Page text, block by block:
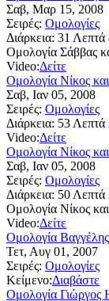
Σαβ, Μαρ 15, 2008
Σειρές: Ομολογίες
Διάρκεια: 31 Λεπτά
Ομολογία Σάββας
Video:Δείτε
Ομολογία Νίκος
Σαβ, Ιαν 05, 2008
Σειρές: Ομολογίες
Διάρκεια: 53 Λεπτά
Video:Δείτε
Ομολογία Νίκος
Σαβ, Ιαν 05, 2008
Σειρές: Ομολογίες
Διάρκεια: 50 Λεπτά
Ομολογία Νίκος
Video:Δείτε
Ομολογία
Τετ, Αυγ 01, 2007
Σειρές: Ομολογίες
Κείμενο:Διαβάστε
Ομολογία Γιώργος